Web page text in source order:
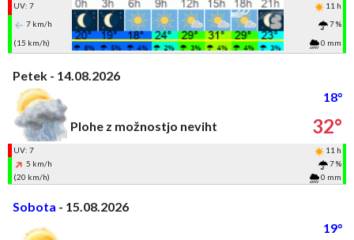
UV: 7
11 h
7 km/h
7 %
(15 km/h)
0 mm
Petek - 14.08.2026
18°
Plohe z možnostjo neviht
32°
UV: 7
11 h
5 km/h
7 %
(20 km/h)
0 mm
Sobota - 15.08.2026
19°